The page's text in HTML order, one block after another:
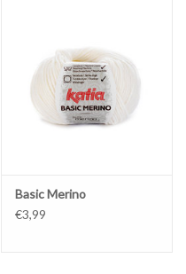
Basic Merino
€3,99